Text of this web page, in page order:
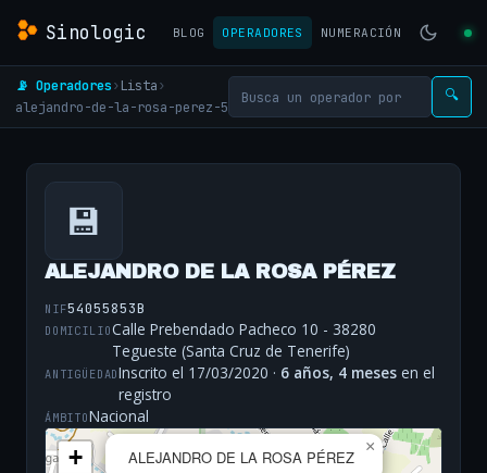
Sinologic BLOG OPERADORES NUMERACIÓN
📡 Operadores› Lista›
alejandro-de-la-rosa-perez-5
🔍
💾
ALEJANDRO DE LA ROSA PÉREZ
NIF54055853B
DOMICILIOCalle Prebendado Pacheco 10 - 38280
Tegueste (Santa Cruz de Tenerife)
ANTIGÜEDADInscrito el 17/03/2020 · 6 años, 4 meses en el
registro
ÁMBITONacional
ALEJANDRO DE LA ROSA PÉREZ
×
+